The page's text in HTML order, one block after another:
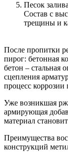
Песок
Состав с
трещины и
После пропитки
пирог: бетонная
бетон – стальная
сцепления
процесс коррозии
Уже возникшая
армирующая
материал
Преимущества
конструкций